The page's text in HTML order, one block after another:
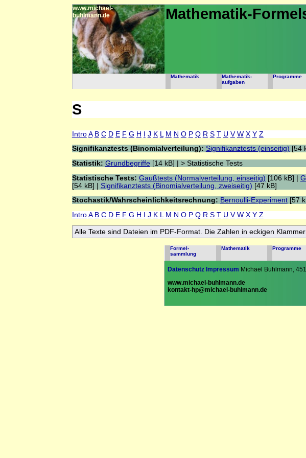
www.michael-
buhlmann.de
Mathematik-
Mathematik
Mathematik-
aufgaben
Programme
S
Intro A B C D E F G H J K M N O P Q R S T U V W X Y Z
Signifikanztests (Binomialverteilung): Signifikanztests (einseitig) [54
Statistik: Grundbegriffe[14 kB] | > Statistische Tests
Statistische Tests: Gaußtests (Normalverteilung, einseitig) [106 kB] |
[54 kB] | Signifikanztests (Binomialverteilung, zweiseitig) [47 kB]
Stochastik/Wahrscheinlichkeitsrechnung: Bernoulli-Experiment[57
Intro A B C D E F G H J K M N O P Q R S T U V W X Y Z
Alle Texte sind Dateien im PDF-Format. Die Zahlen in eckigen
Formel-
sammlung
Mathematik Programme
Datenschutz Impressum Michael Buhlmann,
www.michael-buhlmann.de
kontakt-hp@michael-buhlmann.de